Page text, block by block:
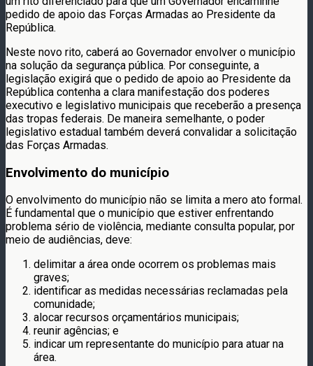
pedido de apoio das Forças Armadas ao Presidente da
República.
Neste novo rito, caberá ao Governador envolver o município
na solução da segurança pública. Por conseguinte, a
legislação exigirá que o pedido de apoio ao Presidente da
República contenha a clara manifestação dos poderes
executivo e legislativo municipais que receberão a presença
das tropas federais. De maneira semelhante, o poder
legislativo estadual também deverá convalidar a solicitação
das Forças Armadas.
Envolvimento do município
O envolvimento do município não se limita a mero ato formal.
É fundamental que o município que estiver enfrentando
problema sério de violência, mediante consulta popular, por
meio de audiências, deve:
delimitar a área onde ocorrem os problemas mais
graves;
identificar as medidas necessárias reclamadas pela
comunidade;
alocar recursos orçamentários municipais;
reunir agências; e
indicar um representante do município para atuar na
área.